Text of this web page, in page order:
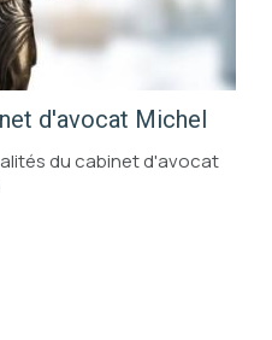
d'avocat Michel
du cabinet d'avocat